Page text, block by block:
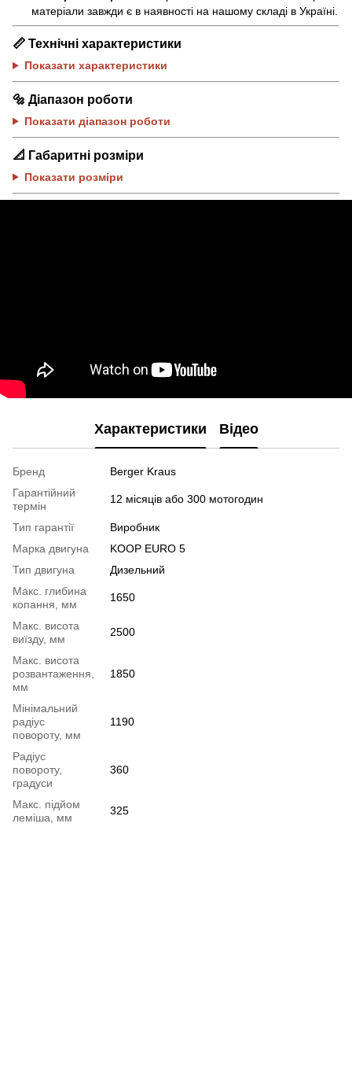
матеріали завжди є в наявності на нашому складі в Україні.
📏 Технічні характеристики
Показати характеристики
🔩 Діапазон роботи
Показати діапазон роботи
📐 Габаритні розміри
Показати розміри
Характеристики Відео
Бренд
Berger Kraus
Гарантійний
термін
12 місяців або 300 мотогодин
Тип гарантії
Виробник
Марка двигуна
KOOP EURO 5
Тип двигуна
Дизельний
Макс. глибина
копання, мм
1650
Макс. висота
виїзду, мм
2500
Макс. висота
розвантаження,
мм
1850
Мінімальний
радіус
повороту, мм
1190
Радіус
повороту,
градуси
360
Макс. підйом
леміша, мм
325